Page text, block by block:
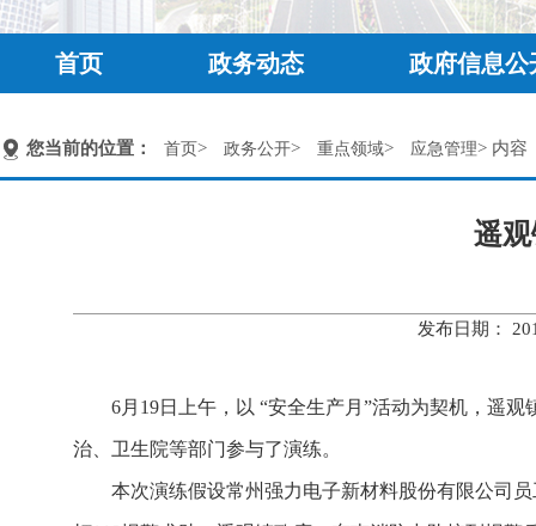
首页 政务动态 政府信息公
您当前的位置： 首页> 政务公开> 重点领域> 应急管理> 内容
遥
发布日期：
6月19日上午，以 “安全生产月”活动为契机，遥
治、卫生院等部门参与了演练。
本次演练假设常州强力电子新材料股份有限公司